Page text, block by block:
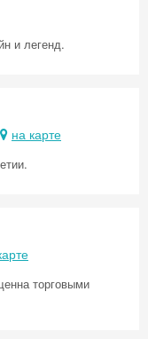
и легенд.
на карте
торговыми